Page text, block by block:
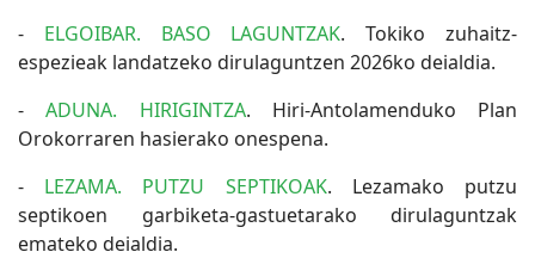
- ELGOIBAR. BASO LAGUNTZAK. Tokiko zuhaitz-
espezieak landatzeko dirulaguntzen 2026ko deialdia.
-ADUNA. HIRIGINTZA. Hiri-Antolamenduko Plan
Orokorraren hasierako onespena.
- LEZAMA. PUTZU SEPTIKOAK. Lezamako putzu
septikoen garbiketa-gastuetarako dirulaguntzak
emateko deialdia.